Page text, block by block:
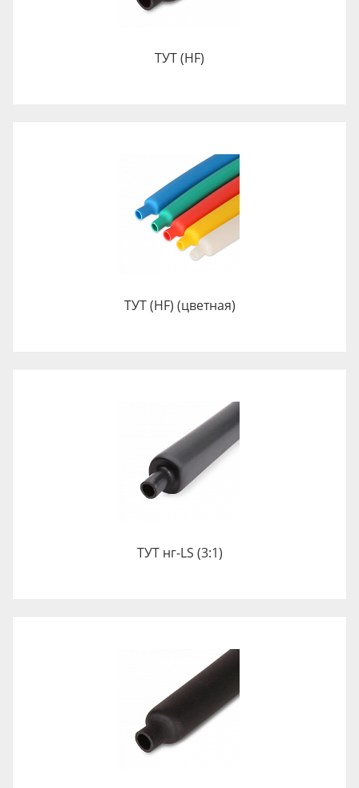
ТУТ (HF)
ТУТ (HF) (цветная)
ТУТ нг-LS (3:1)